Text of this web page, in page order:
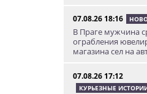
07.08.26 18:16
В Праге мужчина
ограбления
магазина сел на
07.08.26 17:12
КУРЬЕЗНЫЕ